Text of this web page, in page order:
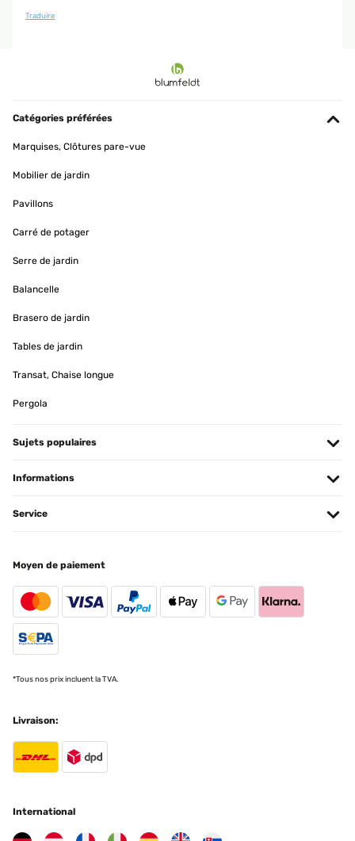
Traduire
Catégories préférées
Marquises, Clôtures pare-vue
Mobilier de jardin
Pavillons
Carré de potager
Serre de jardin
Balancelle
Brasero de jardin
Tables de jardin
Transat, Chaise longue
Pergola
Sujets populaires
Informations
Service
Moyen de paiement
*Tous nos prix incluent la TVA.
Livraison:
International